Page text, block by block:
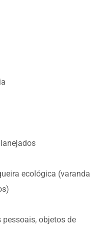
ecológica (varanda
objetos de